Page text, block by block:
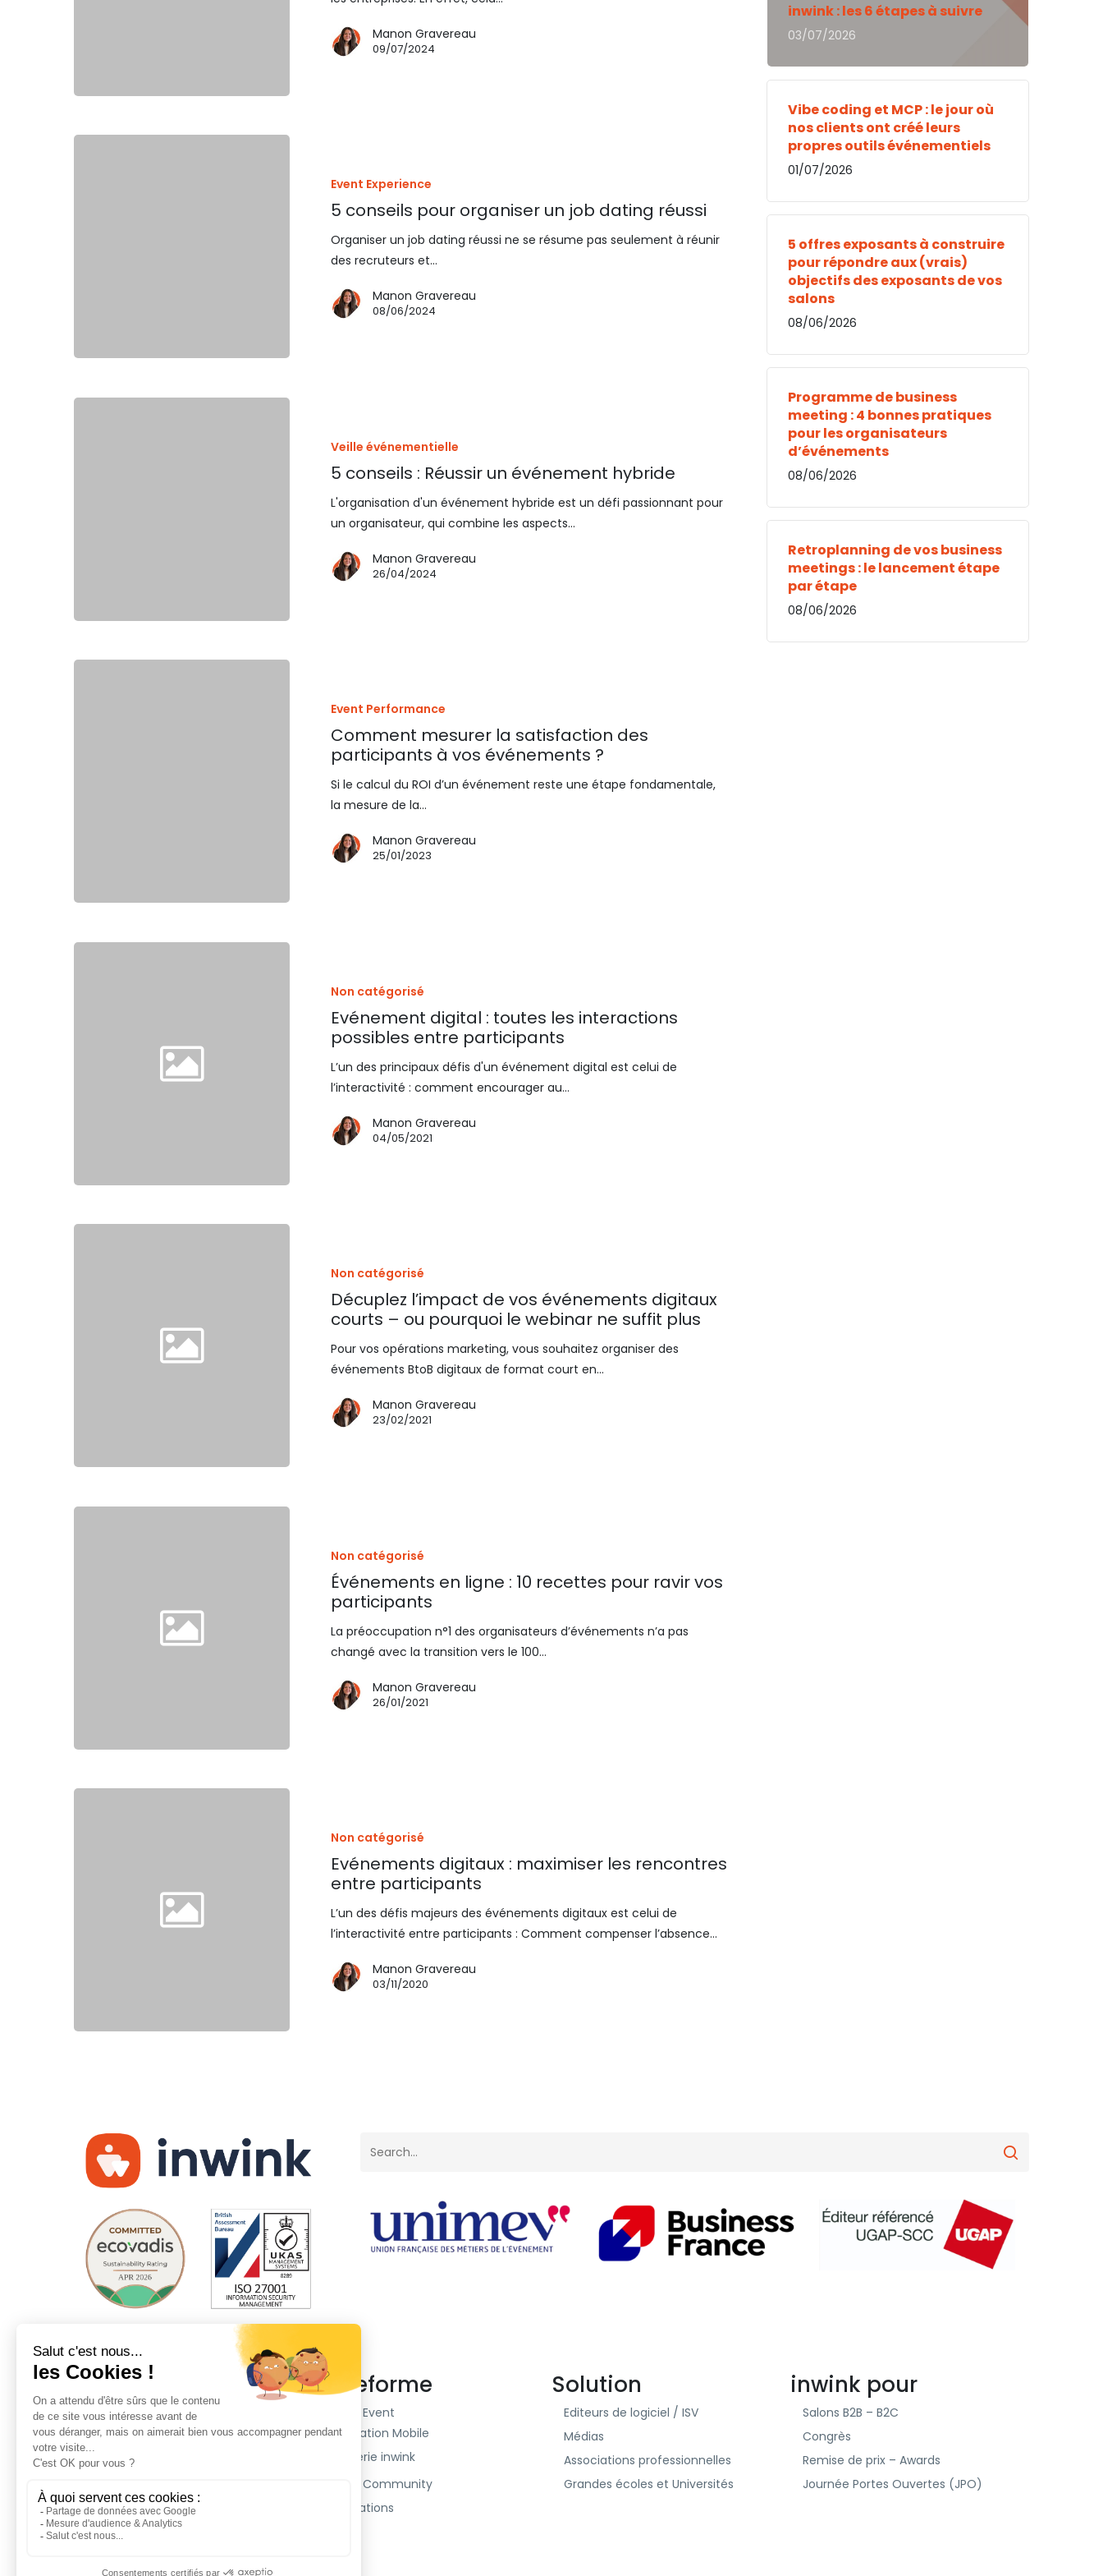
Manon Gravereau
09/07/2024
Event Experience
5 conseils pour organiser un job dating réussi
Organiser un job dating réussi ne se résume pas seulement à réunir
des recruteurs et…
Manon Gravereau
08/06/2024
Veille événementielle
5 conseils : Réussir un événement hybride
L'organisation d'un événement hybride est un défi passionnant pour
un organisateur, qui combine les aspects…
Manon Gravereau
26/04/2024
Event Performance
Comment mesurer la satisfaction des
participants à vos événements ?
Si le calcul du ROI d’un événement reste une étape fondamentale,
la mesure de la…
Manon Gravereau
25/01/2023
Non catégorisé
Evénement digital : toutes les interactions
possibles entre participants
L’un des principaux défis d'un événement digital est celui de
l’interactivité : comment encourager au…
Manon Gravereau
04/05/2021
Non catégorisé
Décuplez l’impact de vos événements digitaux
courts – ou pourquoi le webinar ne suffit plus
Pour vos opérations marketing, vous souhaitez organiser des
événements BtoB digitaux de format court en…
Manon Gravereau
23/02/2021
Non catégorisé
Événements en ligne : 10 recettes pour ravir vos
participants
La préoccupation n°1 des organisateurs d’événements n’a pas
changé avec la transition vers le 100…
Manon Gravereau
26/01/2021
Non catégorisé
Evénements digitaux : maximiser les rencontres
entre participants
L’un des défis majeurs des événements digitaux est celui de
l’interactivité entre participants : Comment compenser l’absence…
Manon Gravereau
03/11/2020
inwink : les 6 étapes à suivre
03/07/2026
Vibe coding et MCP : le jour où
nos clients ont créé leurs
propres outils événementiels
01/07/2026
5 offres exposants à construire
pour répondre aux (vrais)
objectifs des exposants de vos
salons
08/06/2026
Programme de business
meeting : 4 bonnes pratiques
pour les organisateurs
d’événements
08/06/2026
Retroplanning de vos business
meetings : le lancement étape
par étape
08/06/2026
Société
Clients
Partenaires
Tarifs
Mentions légales
Plateforme
inwink Event
Application Mobile
Billetterie inwink
inwink Community
Intégrations
Solution
Editeurs de logiciel / ISV
Médias
Associations professionnelles
Grandes écoles et Universités
inwink pour
Salons B2B – B2C
Congrès
Remise de prix – Awards
Journée Portes Ouvertes (JPO)